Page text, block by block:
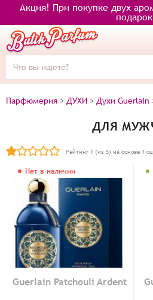
Акция! При покупке двух
подарок
Парфюмерия > ДУХИ > Духи Guerlain
ДЛЯ
Рейтинг 1 (из 5) на основе 1
Нет в наличии
Guerlain Patchouli Ardent